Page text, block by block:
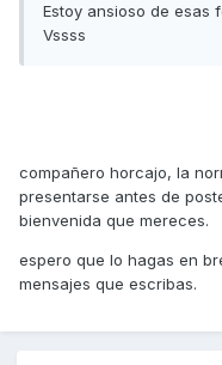
Estoy ansioso de esas
Vssss
compañero horcajo, la
presentarse antes de
bienvenida que mereces.
espero que lo hagas en
mensajes que escribas.